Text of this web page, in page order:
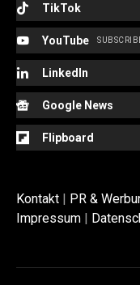
TikTok
YouTube
LinkedIn
Google News
Flipboard
Kontakt | PR &
Impressum |